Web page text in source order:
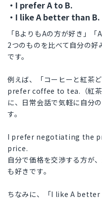
・I prefer A to B.
・I like A better than B.
「BよりもAの方が好き」「
2つのものを比べて自分の
です。
例えば、「コーヒーと紅茶
prefer coffee to tea.（紅茶
に、日常会話で気軽に自分
す。
I prefer negotiating the
price.
自分で価格を交渉する方が
も好きです。
ちなみに、「I like A better